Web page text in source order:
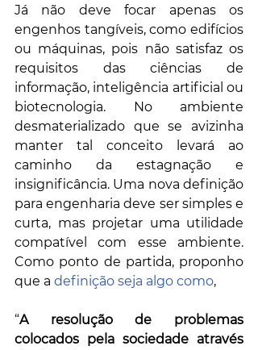
Já não deve focar apenas os
engenhos tangíveis, como edifícios
ou máquinas, pois não satisfaz os
requisitos das ciências de
informação, inteligência artificial ou
biotecnologia. No ambiente
desmaterializado que se avizinha
manter tal conceito levará ao
caminho da estagnação e
insignificância. Uma nova definição
para engenharia deve ser simples e
curta, mas projetar uma utilidade
compatível com esse ambiente.
Como ponto de partida, proponho
que a definição seja algo como,
“A resolução de problemas
colocados pela sociedade através